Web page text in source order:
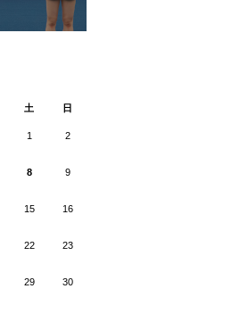
土 日
1 2
8 9
15 16
22 23
29 30